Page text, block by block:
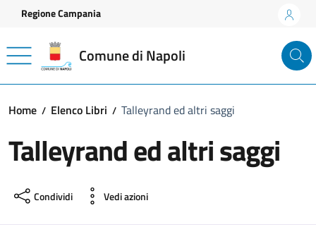
Vai ai contenuti
Vai al footer
Regione Campania
Comune di Napoli
Home Elenco Libri Talleyrand ed altri saggi
Talleyrand ed altri saggi
Condividi Vedi azioni